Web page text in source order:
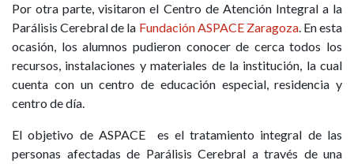
Por otra parte, visitaron el Centro de Atención Integral a la
Parálisis Cerebral de la Fundación ASPACE Zaragoza. En esta
ocasión, los alumnos pudieron conocer de cerca todos los
recursos, instalaciones y materiales de la institución, la cual
cuenta con un centro de educación especial, residencia y
centro de día.
El objetivo de ASPACE es el tratamiento integral de las
personas afectadas de Parálisis Cerebral a través de una